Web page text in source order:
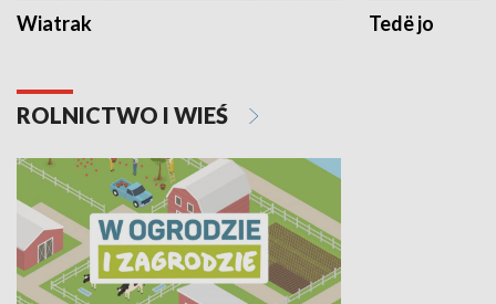
Wiatrak Tedë jo
ROLNICTWO I WIEŚ